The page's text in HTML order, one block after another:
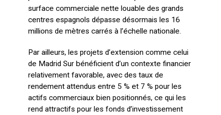
surface commerciale nette louable des grands
centres espagnols dépasse désormais les 16
millions de mètres carrés à l’échelle nationale.
Par ailleurs, les projets d’extension comme celui
de Madrid Sur bénéficient d’un contexte financier
relativement favorable, avec des taux de
rendement attendus entre 5 % et 7 % pour les
actifs commerciaux bien positionnés, ce qui les
rend attractifs pour les fonds d’investissement